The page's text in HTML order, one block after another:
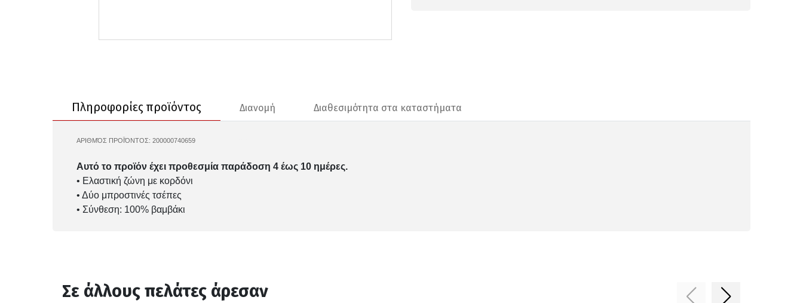
Πληροφορίες προϊόντος Διανομή Διαθεσιμότητα στα καταστήματα
ΑΡΙΘΜΌΣ ΠΡΟΪΌΝΤΟΣ: 200000740659
Αυτό το προϊόν έχει προθεσμία παράδοση 4 έως 10 ημέρες.
• Ελαστική ζώνη με κορδόνι
• Δύο μπροστινές τσέπες
• Σύνθεση: 100% βαμβάκι
Σε άλλους πελάτες άρεσαν